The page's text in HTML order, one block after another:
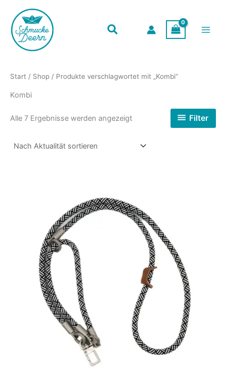
Inhalt
springen
Start / Shop / Produkte verschlagwortet mit „Kombi“
Kombi
Alle 7 Ergebnisse werden angezeigtNach Filter